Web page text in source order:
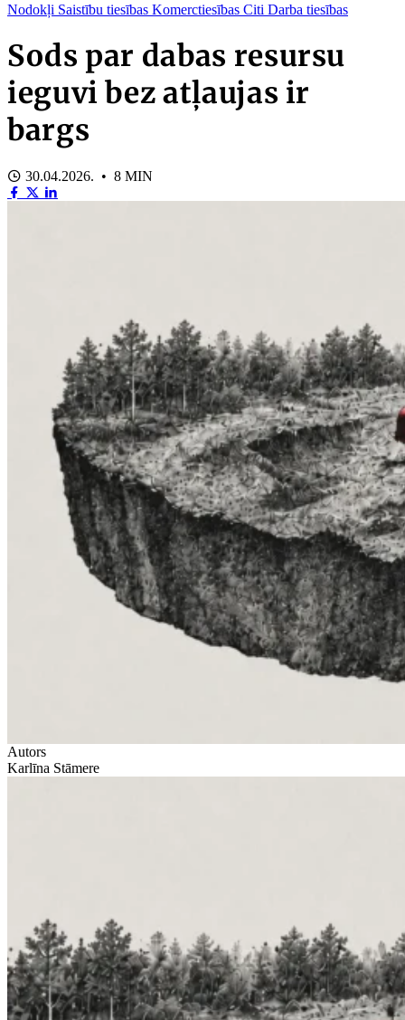
Nodokļi Saistību tiesības Komerctiesības Citi Darba tiesības
Sods par dabas resursu
ieguvi bez atļaujas ir
bargs
30.04.2026. • 8 MIN
Autors
Karlīna Stāmere